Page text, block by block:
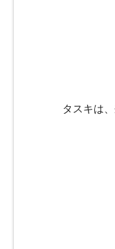
タスキは